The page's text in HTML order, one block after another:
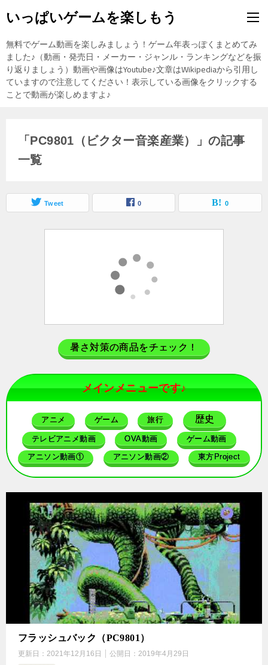
いっぱいゲームを楽しもう
無料でゲーム動画を楽しみましょう！ゲーム年表っぽくまとめてみ
ました♪（動画・発売日・メーカー・ジャンル・ランキングなどを振
り返りましょう）動画や画像はYoutube♪文章はWikipediaから引用し
ていますので注意してください！表示している画像をクリックする
ことで動画が楽しめますよ♪
「PC9801（ビクター音楽産業）」の記事
一覧
Tweet 0 0
暑さ対策の商品をチェック！
メインメニューです♪
アニメ ゲーム 旅行 歴史
テレビアニメ動画 OVA動画 ゲーム動画
アニソン動画① アニソン動画② 東方Project
フラッシュバック（PC9801）
更新日： 2021年12月16日 公開日： 2019年4月29日